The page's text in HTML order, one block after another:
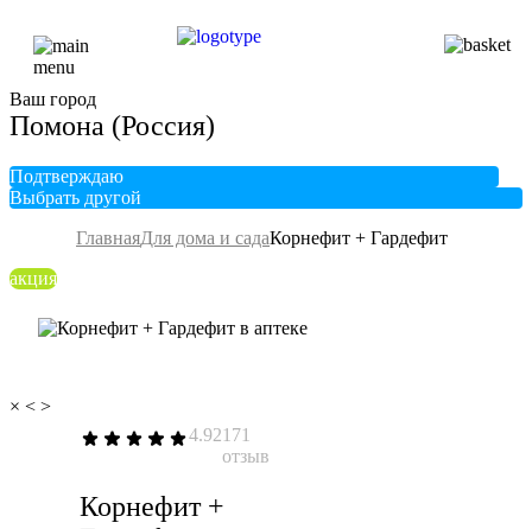
Ваш город
Помона (Россия)
Подтверждаю
Выбрать другой
ГлавнаяДля дома и садаКорнефит + Гардефит
акция
× < >
4.92171
отзыв
Корнефит +